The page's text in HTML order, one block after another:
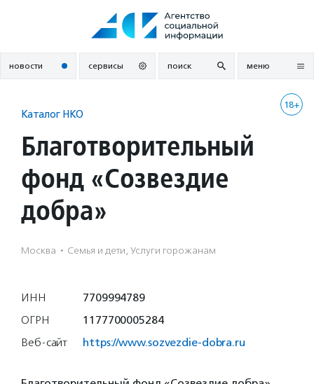
новости сервисы поиск меню
18+
Каталог НКО
Благотворительный
фонд «Созвездие
добра»
Москва · Семья и дети, Услуги горожанам
ИНН
7709994789
ОГРН
1177700005284
Веб-сайт
https://www.sozvezdie-dobra.ru